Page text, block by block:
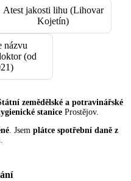
Atest jakosti lihu (Lihovar
Kojetín)
názvu
(od
zemědělské a potravinářské
stanice Prostějov.
. Jsem plátce spotřební daně z
.